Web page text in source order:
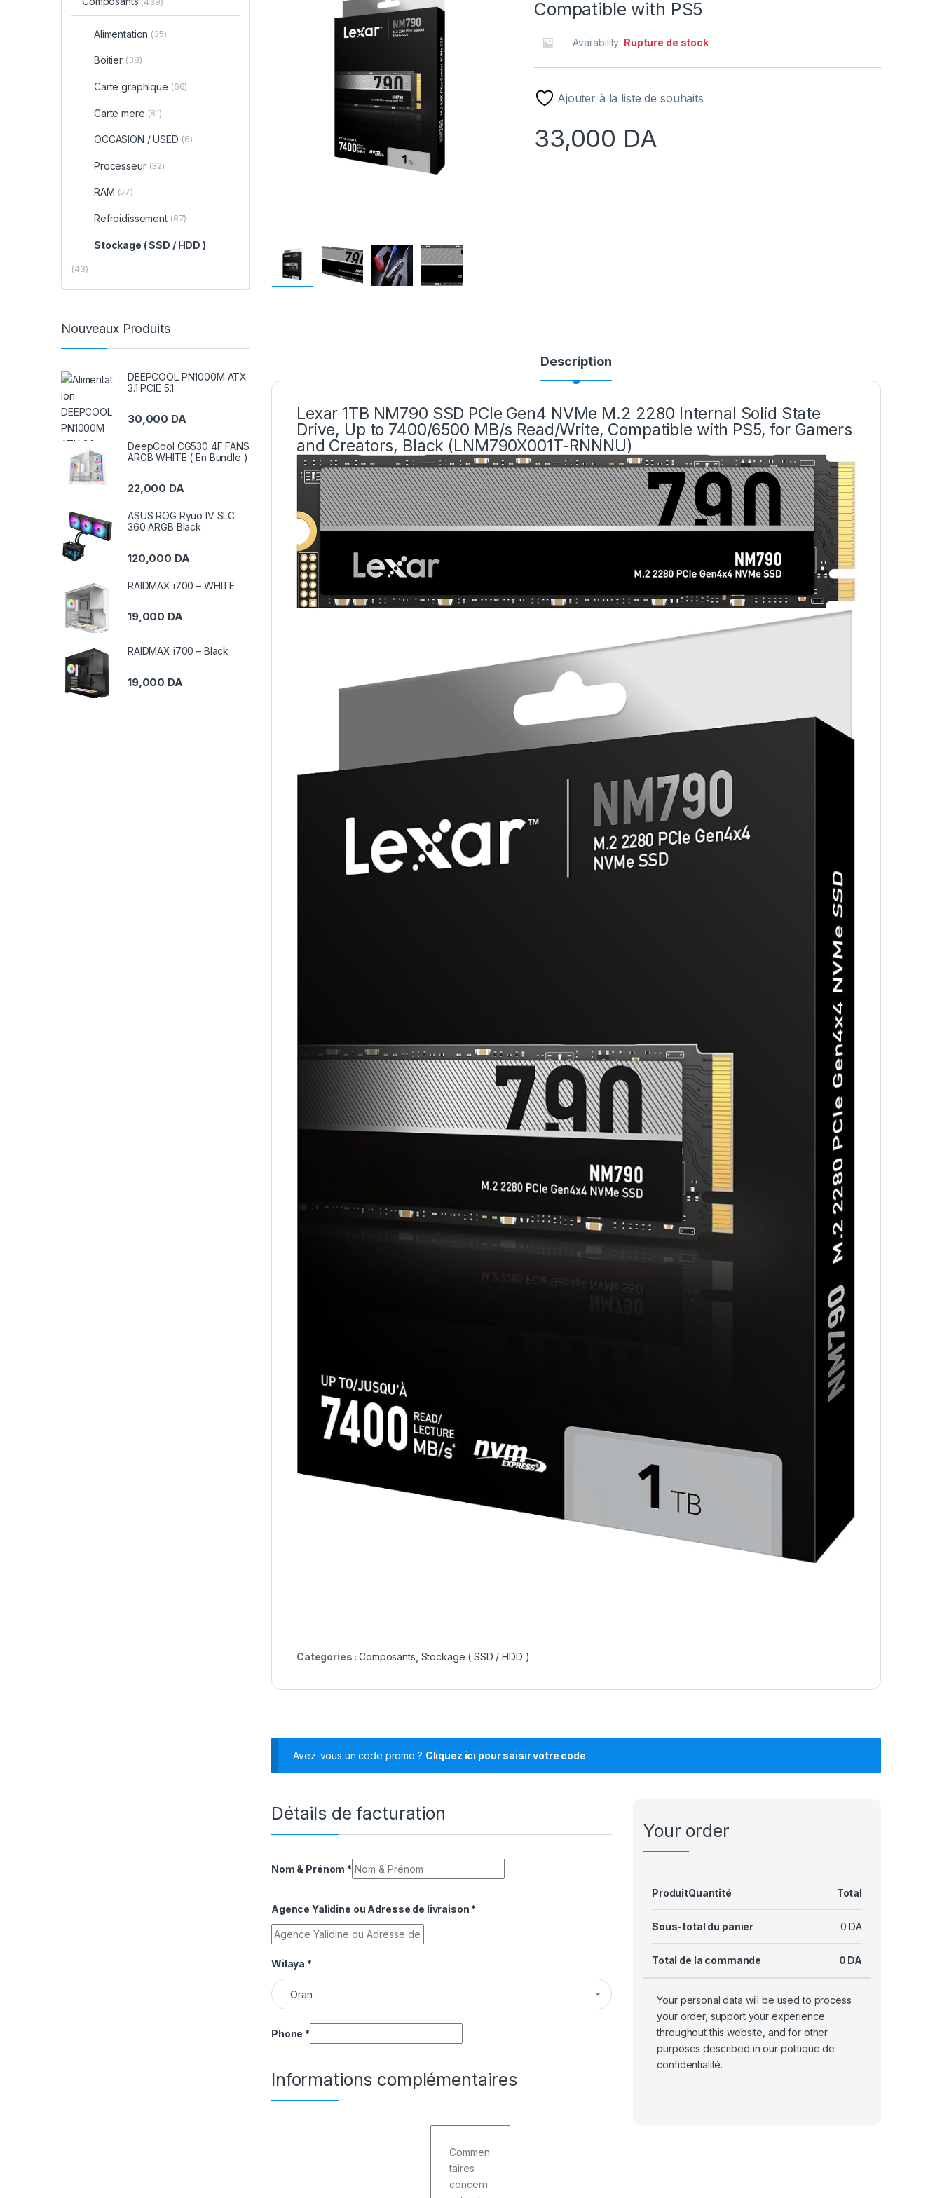
Compatible with PS5
Availability: Rupture de stock
Ajouter à la liste de souhaits
33,000 DA
Description
Lexar 1TB NM790 SSD PCIe Gen4 NVMe M.2 2280 Internal Solid State
Drive, Up to 7400/6500 MB/s Read/Write, Compatible with PS5, for Gamers
and Creators, Black (LNM790X001T-RNNNU)
Catégories :Composants Stockage ( SSD / HDD )
Avez-vous un code promo ? Cliquez ici pour saisir votre code
Détails de facturation
Nom & Prénom *
Agence Yalidine ou Adresse de livraison *
Wilaya *
Oran
Phone *
Informations complémentaires
Your order
ProduitQuantité Total
Sous-total du panier 0 DA
Total de la commande 0 DA
Your personal data will be used to process
your order, support your experience
throughout this website, and for other
purposes described in our politique de
confidentialité.
Alimentation (35)
Boitier (38)
Carte graphique (66)
Carte mere (81)
OCCASION / USED (6)
Processeur (32)
RAM (57)
Refroidissement (87)
Stockage ( SSD / HDD )
(43)
Nouveaux Produits
DEEPCOOL PN1000M ATX
3.1 PCIE 5.1
30,000 DA
DeepCool CG530 4F FANS
ARGB WHITE ( En Bundle )
22,000 DA
ASUS ROG Ryuo IV SLC
360 ARGB Black
120,000 DA
RAIDMAX i700 – WHITE
19,000 DA
RAIDMAX i700 – Black
19,000 DA